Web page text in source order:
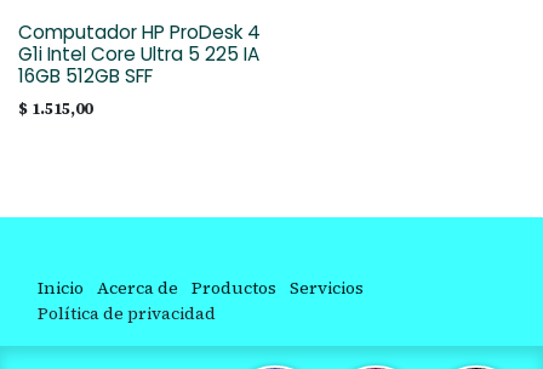
Computador HP ProDesk 4
G1i Intel Core Ultra 5 225 IA
16GB 512GB SFF
$ 1.515,00
Inicio Acerca de Productos Servicios
Política de privacidad